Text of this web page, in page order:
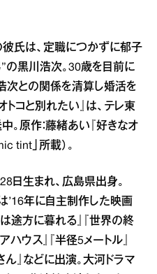
彼氏は、定職につかずに郁子
の黒川浩次。30歳を目前に
次との関係を清算し婚活を
コと別れたい』は、テレ東
。原作：藤緒あい『好きなオ
tint」所載）。
日生まれ、広島県出身。
’16年に自主制作した映画
は途方に暮れる』『世界の終
ハウス』『半径5メートル』
ん』などに出演。大河ドラマ